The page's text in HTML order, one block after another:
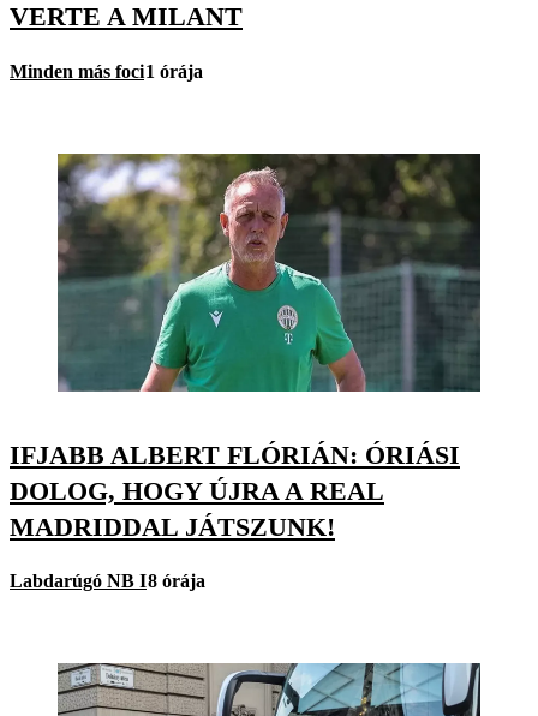
VERTE A MILANT
Minden más foci1 órája
IFJABB ALBERT FLÓRIÁN: ÓRIÁSI
DOLOG, HOGY ÚJRA A REAL
MADRIDDAL JÁTSZUNK!
Labdarúgó NB I8 órája